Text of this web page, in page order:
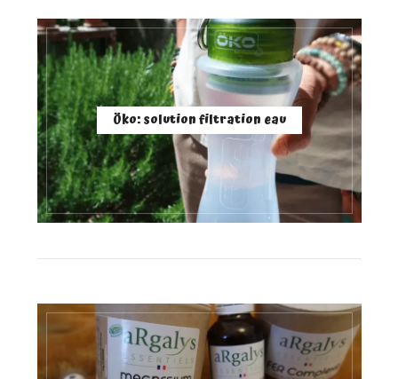
Öko: solution filtration eau